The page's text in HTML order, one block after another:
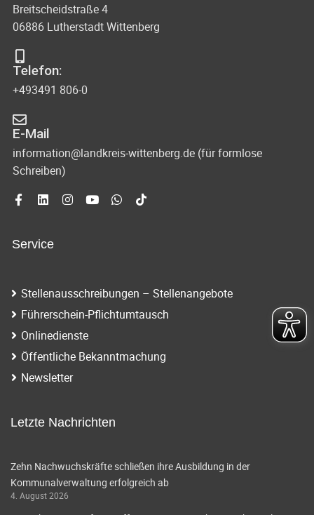
Breitscheidstraße 4
06886 Lutherstadt Wittenberg
Telefon:
+493491 806-0
E-Mail
information@landkreis-wittenberg.de (für formlose
Schreiben)
Service
Stellenausschreibungen – Stellenangebote
Führerschein-Pflichtumtausch
Onlinedienste
Öffentliche Bekanntmachung
Newsletter
Letzte Nachrichten
Zehn Nachwuchskräfte schließen ihre Ausbildung in der
Kommunalverwaltung erfolgreich ab
4. August 2026